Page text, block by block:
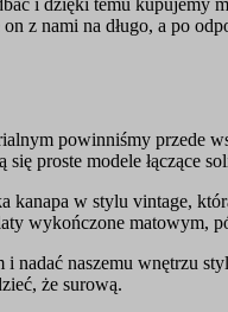
i dzięki temu kupujemy
z nami na długo, a po
powinniśmy przede
proste modele łączące
kanapa w stylu vintage,
wykończone matowym,
nadać naszemu wnętrzu
że surową.